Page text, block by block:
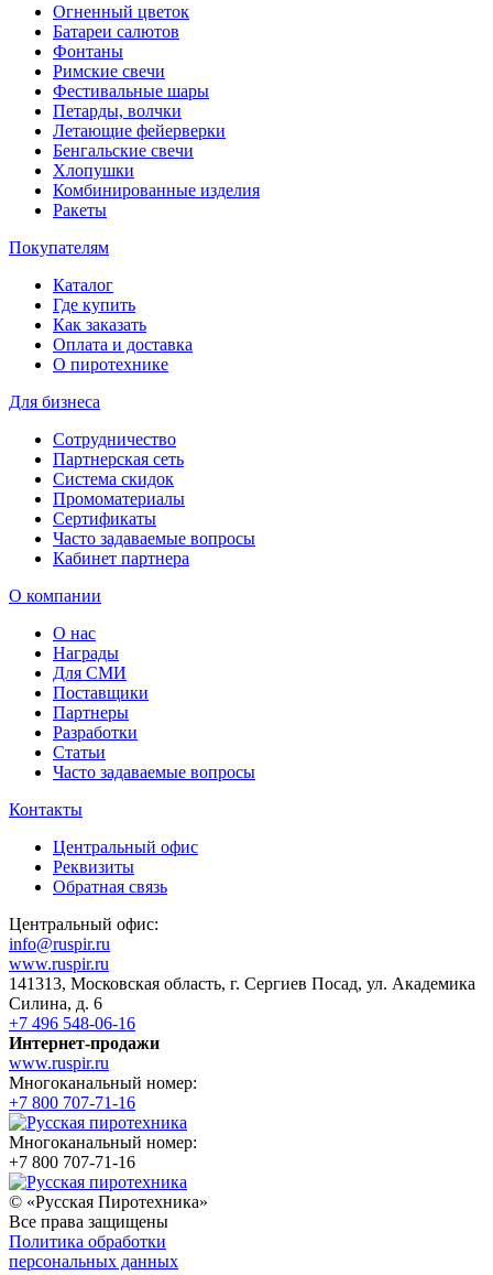
Огненный цветок
Батареи салютов
Фонтаны
Римские свечи
Фестивальные шары
Петарды, волчки
Летающие фейерверки
Бенгальские свечи
Хлопушки
Комбинированные изделия
Ракеты
Покупателям
Каталог
Где купить
Как заказать
Оплата и доставка
О пиротехнике
Для бизнеса
Сотрудничество
Партнерская сеть
Система скидок
Промоматериалы
Сертификаты
Часто задаваемые вопросы
Кабинет партнера
О компании
О нас
Награды
Для СМИ
Поставщики
Партнеры
Разработки
Статьи
Часто задаваемые вопросы
Контакты
Центральный офис
Реквизиты
Обратная связь
Центральный офис:
info@ruspir.ru
www.ruspir.ru
141313, Московская область, г. Сергиев Посад, ул. Академика
Силина, д. 6
+7 496 548-06-16
Интернет-продажи
www.ruspir.ru
Многоканальный номер:
+7 800 707-71-16
Многоканальный номер:
+7 800 707-71-16
© «Русская Пиротехника»
Все права защищены
Политика обработки
персональных данных